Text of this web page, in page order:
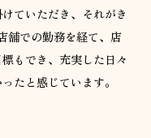
ていただき、それがき
舗での勤務を経て、店
もでき、充実した日々
たと感じています。